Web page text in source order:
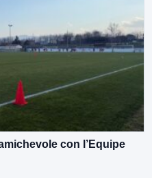
con l’Equipe